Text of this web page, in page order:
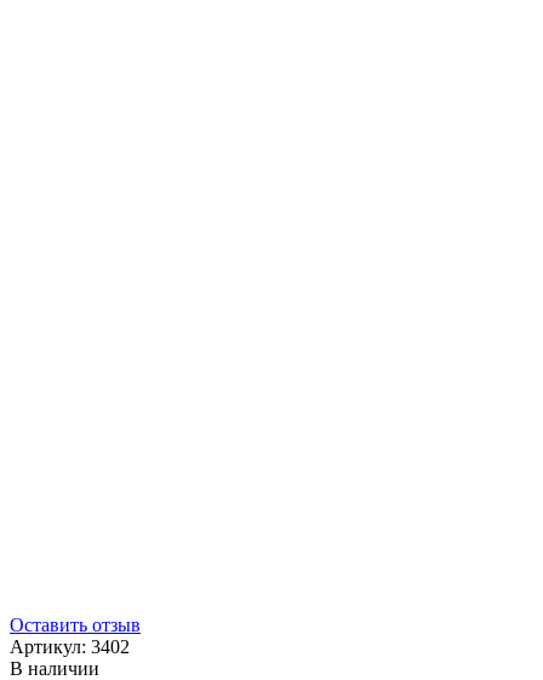
Оставить отзыв
Артикул: 3402
В наличии